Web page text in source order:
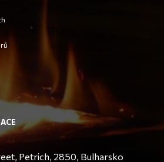
Petrich, 2850, Bulharsko